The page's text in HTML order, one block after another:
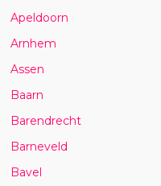
Apeldoorn
Arnhem
Assen
Baarn
Barendrecht
Barneveld
Bavel